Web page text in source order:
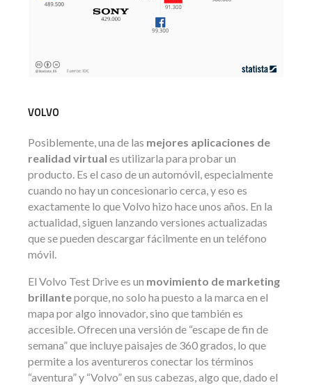
VOLVO
Posiblemente, una de las mejores aplicaciones de
realidad virtual es utilizarla para probar un
producto. Es el caso de un automóvil, especialmente
cuando no hay un concesionario cerca, y eso es
exactamente lo que Volvo hizo hace unos años. En la
actualidad, siguen lanzando versiones actualizadas
que se pueden descargar fácilmente en un teléfono
móvil.
El Volvo Test Drive es un movimiento de marketing
brillanteporque, no solo ha puesto a la marca en el
mapa por algo innovador, sino que también es
accesible. Ofrecen una versión de “escape de fin de
semana” que incluye paisajes de 360 grados, lo que
permite a los aventureros conectar los términos
“aventura” y “Volvo” en sus cabezas, algo que, dado el